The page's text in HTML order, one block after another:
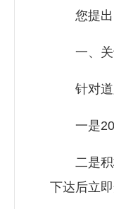
您提出的
一、关
针对道路
一是
二是积极
下达后立